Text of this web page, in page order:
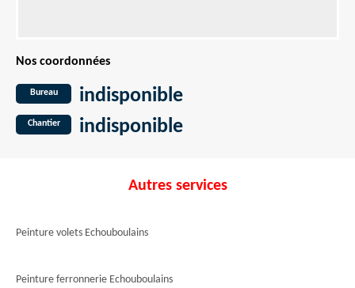
Nos coordonnées
Bureau indisponible
Chantier indisponible
Autres services
Peinture volets Echouboulains
Peinture ferronnerie Echouboulains